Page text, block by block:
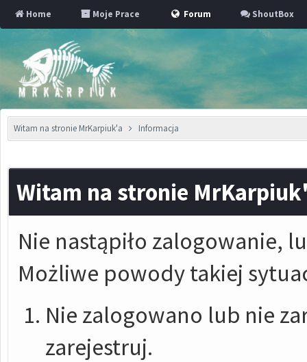
Home Moje Prace Forum ShoutBox
Witam na stronie MrKarpiuk'a Informacja
Witam na stronie
Nie nastąpiło zalogowanie,
Możliwe powody takiej
Nie zalogowano lub nie
zarejestruj.